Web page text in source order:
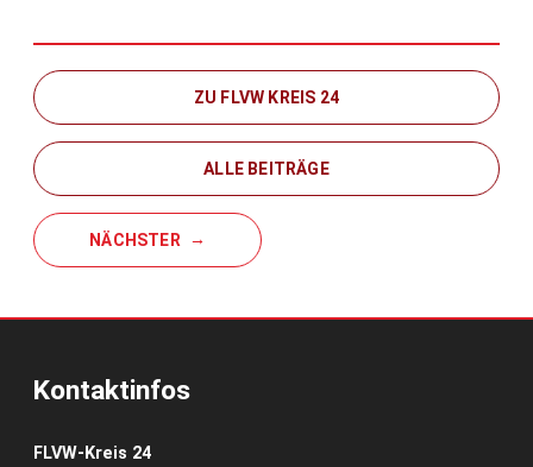
ZU FLVW KREIS 24
ALLE BEITRÄGE
NÄCHSTER
Kontaktinfos
FLVW-Kreis 24